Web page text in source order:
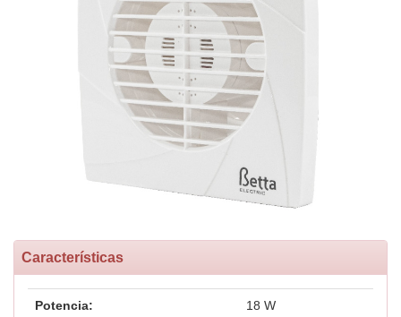
Características
Potencia: 18 W